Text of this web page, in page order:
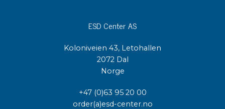
ESD Center AS
Koloniveien 43, Letohallen
2072 Dal
Norge
+47 (0)63 95 20 00
order(a)esd-center.no